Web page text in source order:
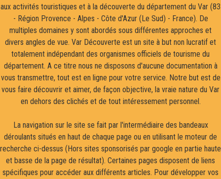
aux activités touristiques et à la découverte du département du Var (83
- Région Provence - Alpes - Côte d'Azur (Le Sud) - France). De
multiples domaines y sont abordés sous différentes approches et
divers angles de vue. Var Découverte est un site à but non lucratif et
totalement indépendant des organismes officiels de tourisme du
département. A ce titre nous ne disposons d'aucune documentation à
vous transmettre, tout est en ligne pour votre service. Notre but est de
vous faire découvrir et aimer, de façon objective, la vraie nature du Var
en dehors des clichés et de tout intéressement personnel.
La navigation sur le site se fait par l'intermédiaire des bandeaux
déroulants situés en haut de chaque page ou en utilisant le moteur de
recherche ci-dessus (Hors sites sponsorisés par google en partie haute
et basse de la page de résultat). Certaines pages disposent de liens
spécifiques pour accéder aux différents articles. Pour développer vos